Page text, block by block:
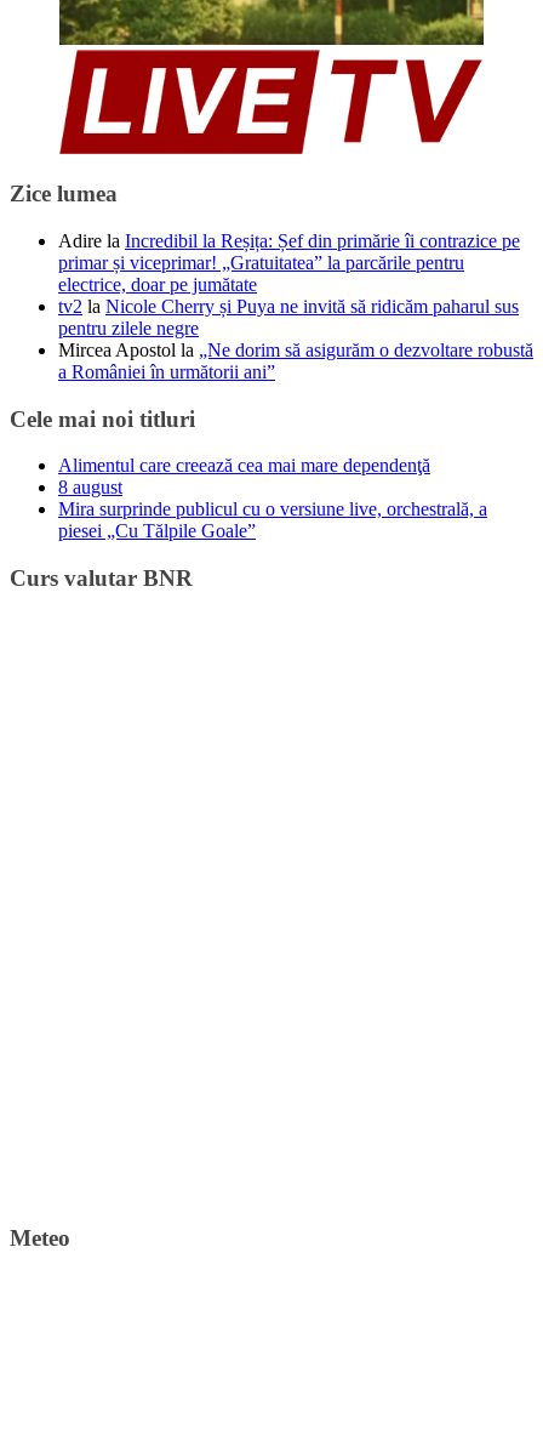
Zice lumea
Adire la Incredibil la Reșița: Șef din primărie îi contrazice pe
primar și viceprimar! „Gratuitatea” la parcările pentru
electrice, doar pe jumătate
tv2 la Nicole Cherry și Puya ne invită să ridicăm paharul sus
pentru zilele negre
Mircea Apostol la „Ne dorim să asigurăm o dezvoltare robustă
a României în următorii ani”
Cele mai noi titluri
Alimentul care creează cea mai mare dependenţă
8 august
Mira surprinde publicul cu o versiune live, orchestrală, a
piesei „Cu Tălpile Goale”
Curs valutar BNR
Meteo